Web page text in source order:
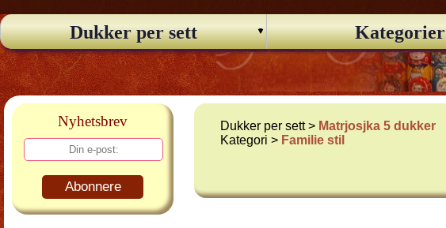
Dukker per sett Kategorier
Nyhetsbrev
Abonnere
Dukker per sett > Matrjosjka 5 dukker
Kategori > Familie stil